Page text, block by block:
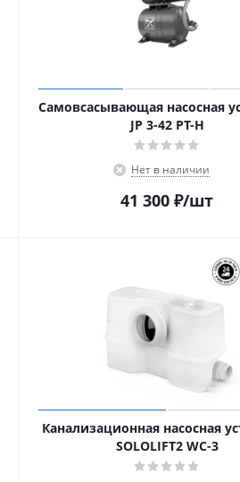
Самовсасывающая насосная
JP 3-42 PT-H
Нет в наличии
41 300 ₽/шт
Канализационная насосная
SOLOLIFT2 WC-3